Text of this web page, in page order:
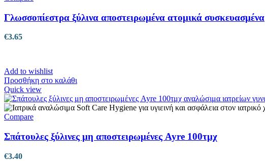
Γλωσσοπίεστρα ξύλινα αποστειρωμένα ατομικά συσκευασμένα
€3.65
Add to wishlist
Προσθήκη στο καλάθι
Quick view
Compare
Σπάτουλες ξύλινες μη αποστειρωμένες Ayre 100τμχ
€3.40